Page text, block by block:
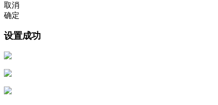
取消
确定
设置成功